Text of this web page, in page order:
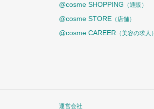
@cosme SHOPPING （通販）
@cosme STORE （店舗）
@cosme CAREER （美容の求人）
運営会社